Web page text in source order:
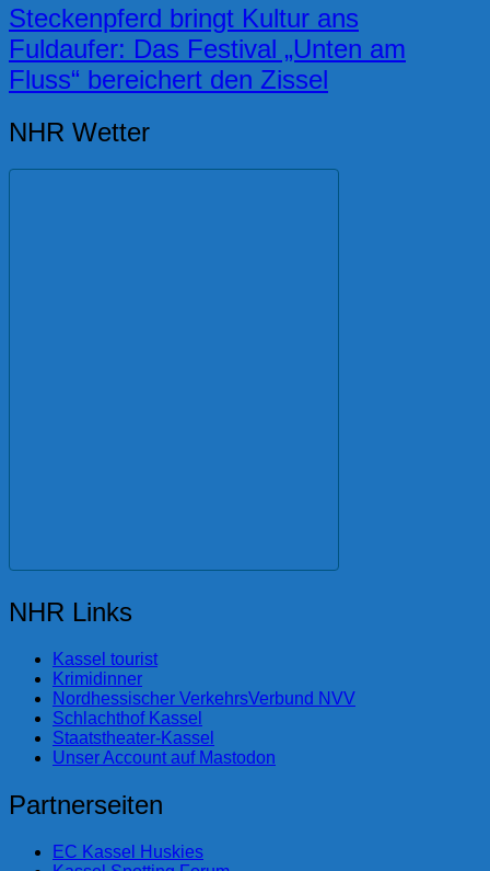
Steckenpferd bringt Kultur ans
Fuldaufer: Das Festival „Unten am
Fluss“ bereichert den Zissel
NHR Wetter
NHR Links
Kassel tourist
Krimidinner
Nordhessischer VerkehrsVerbund NVV
Schlachthof Kassel
Staatstheater-Kassel
Unser Account auf Mastodon
Partnerseiten
EC Kassel Huskies